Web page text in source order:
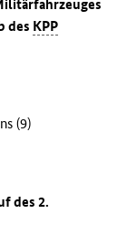
des KPP
(9)
des 2.